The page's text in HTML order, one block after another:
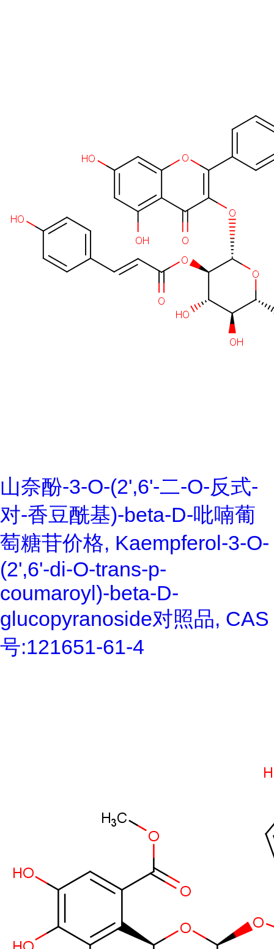
山奈酚-3-O-(2',6'-二-O-反式-
对-香豆酰基)-beta-D-吡喃葡
萄糖苷价格, Kaempferol-3-O-
(2',6'-di-O-trans-p-
coumaroyl)-beta-D-
glucopyranoside对照品, CAS
号:121651-61-4